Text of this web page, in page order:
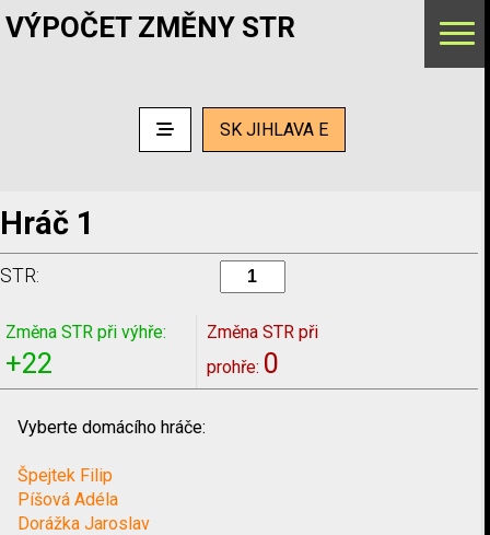
VÝPOČET ZMĚNY STR
SK JIHLAVA E
Hráč 1
STR:
Změna STR při výhře:
+22
Změna STR při
prohře: 0
Vyberte domácího hráče:
Špejtek Filip
Píšová Adéla
Dorážka Jaroslav